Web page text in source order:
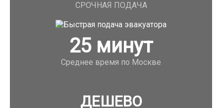
СРОЧНАЯ ПОДАЧА
25минут
Среднее время по Москве
ДЕШЕВО